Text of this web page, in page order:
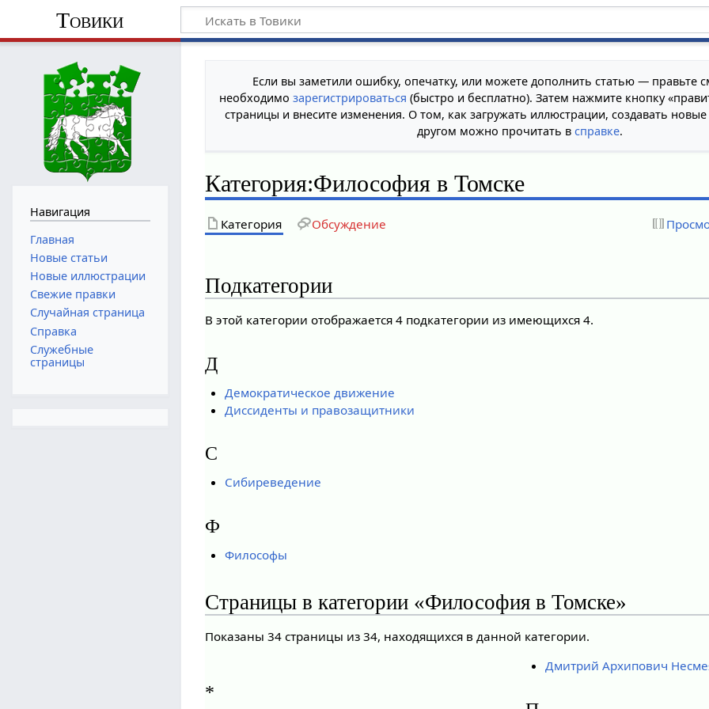
Товики
Если вы заметили ошибку, опечатку, или можете дополнить статью — правьте
необходимозарегистрироваться (быстро и бесплатно). Затем нажмите кнопку
страницы и внесите изменения. О том, как загружать иллюстрации, создавать
другом можно прочитать в справке.
Категория:Философия в Томске
Категория Обсуждение
Подкатегории
В этой категории отображается 4 подкатегории из имеющихся 4.
Д
Демократическое движение
Диссиденты и правозащитники
С
Сибиреведение
Ф
Философы
Страницы в категории «Философия в Томске»
Показаны 34 страницы из 34, находящихся в данной категории.
*
Дмитрий Архипович
Навигация
Главная
Новые статьи
Новые иллюстрации
Свежие правки
Случайная страница
Справка
Служебные
страницы